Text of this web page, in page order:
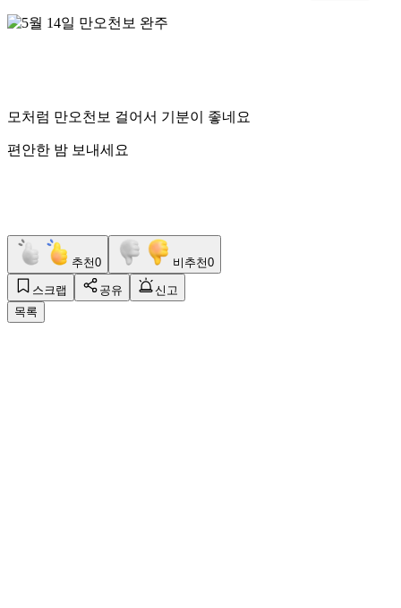
모처럼 만오천보 걸어서 기분이 좋네요
편안한 밤 보내세요
추천0 비추천0
스크랩 공유
신고
목록